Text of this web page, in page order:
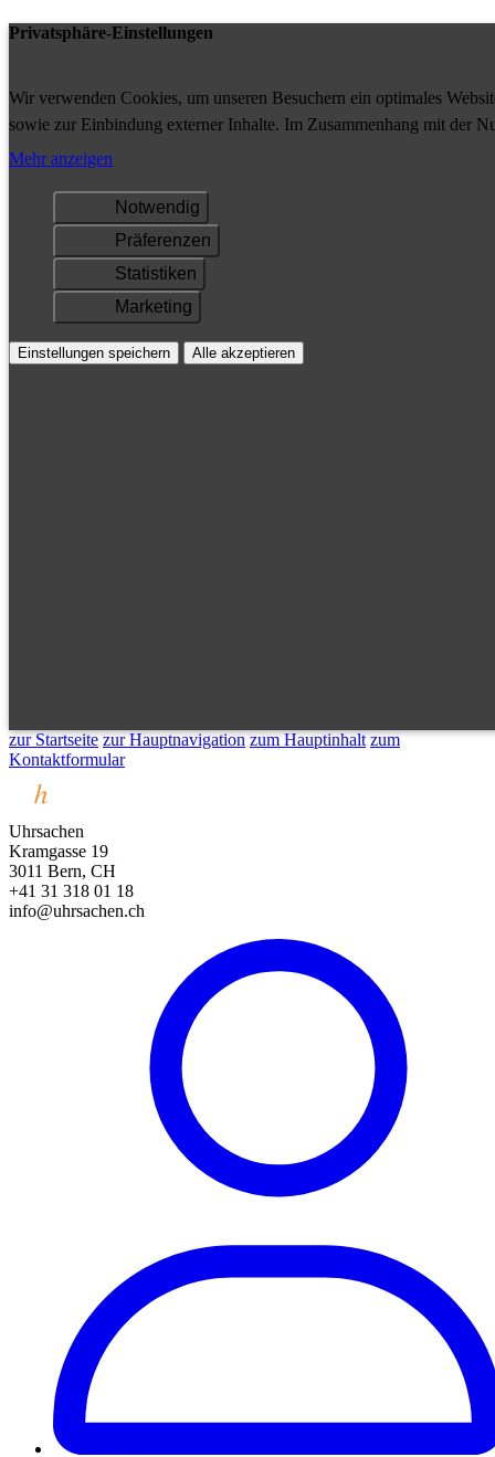
Privatsphäre-Einstellungen
Wir verwenden Cookies, um unseren Besuchern ein optimales
sowie zur Einbindung externer Inhalte. Im Zusammenhang mit der
Ihrem Gerät gespeichert und/oder abgerufen.
Mehr anzeigen
Notwendig
Präferenzen
Statistiken
Marketing
Einstellungen speichern Alle akzeptieren
zur Startseite zur Hauptnavigation zum Hauptinhalt zum
Kontaktformular
Uhrsachen
Kramgasse 19
3011 Bern, CH
+41 31 318 01 18
info@uhrsachen.ch